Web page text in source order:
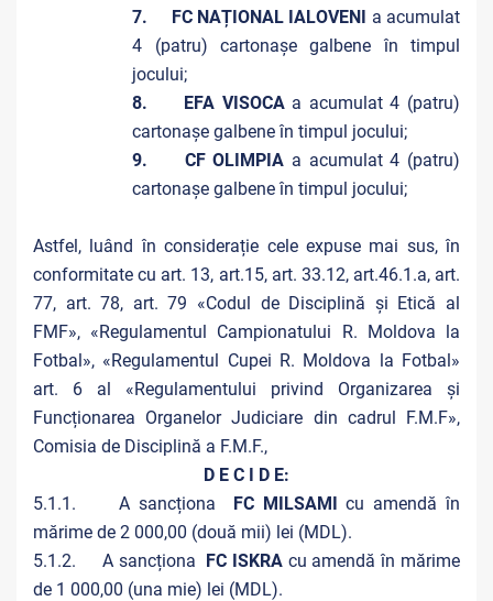
7. FC NAȚIONAL IALOVENI a acumulat
4 (patru) cartonașe galbene în timpul
jocului;
8. EFA VISOCA a acumulat 4 (patru)
cartonașe galbene în timpul jocului;
9. CF OLIMPIA a acumulat 4 (patru)
cartonașe galbene în timpul jocului;
Astfel, luând în considerație cele expuse mai sus, în
conformitate cu art. 13, art.15, art. 33.12, art.46.1.a, art.
77, art. 78, art. 79 «Codul de Disciplină și Etică al
FMF», «Regulamentul Campionatului R. Moldova la
Fotbal», «Regulamentul Cupei R. Moldova la Fotbal»
art. 6 al «Regulamentului privind Organizarea și
Funcționarea Organelor Judiciare din cadrul F.M.F»,
Comisia de Disciplină a F.M.F.,
D E C I D E:
5.1.1. A sancționa
FC MILSAMIcu amendă în
mărime de 2 000,00 (două mii) lei (MDL).
5.1.2. A sancționa FC ISKRA cu amendă în mărime
de 1 000,00 (una mie) lei (MDL).